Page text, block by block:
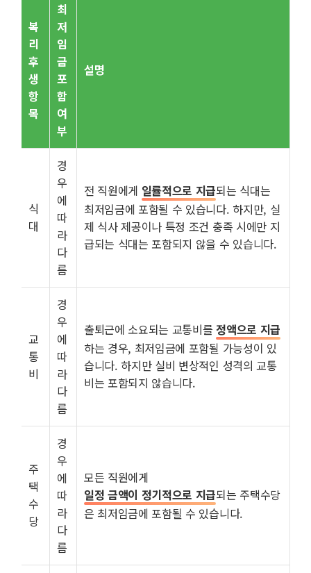
복
리
후
생
항
목
최
저
임
금
포
함
여
부
설명
식
대
경
우
에
따
라
다
름
전 직원에게 일률적으로 지급되는 식대는
최저임금에 포함될 수 있습니다. 하지만, 실
제 식사 제공이나 특정 조건 충족 시에만 지
급되는 식대는 포함되지 않을 수 있습니다.
교
통
비
경
우
에
따
라
다
름
출퇴근에 소요되는 교통비를정액으로 지급
하는 경우, 최저임금에 포함될 가능성이 있
습니다. 하지만 실비 변상적인 성격의 교통
비는 포함되지 않습니다.
주
택
수
당
경
우
에
따
라
다
름
모든 직원에게
일정 금액이 정기적으로 지급되는 주택수당
은 최저임금에 포함될 수 있습니다.